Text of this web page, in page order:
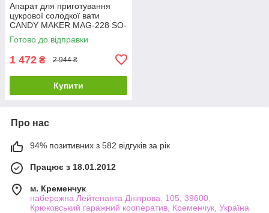
Апарат для приготування
цукрової солодкої вати
CANDY MAKER MAG-228 SO-
14
Готово до відправки
1 472 ₴ 2 944 ₴
Купити
Про нас
94% позитивних з 582 відгуків за рік
Працює з 18.01.2012
м. Кременчук
набережна Лейтенанта Дніпрова, 105, 39600,
Крюковський гаражний кооператив, Кременчук, Україна